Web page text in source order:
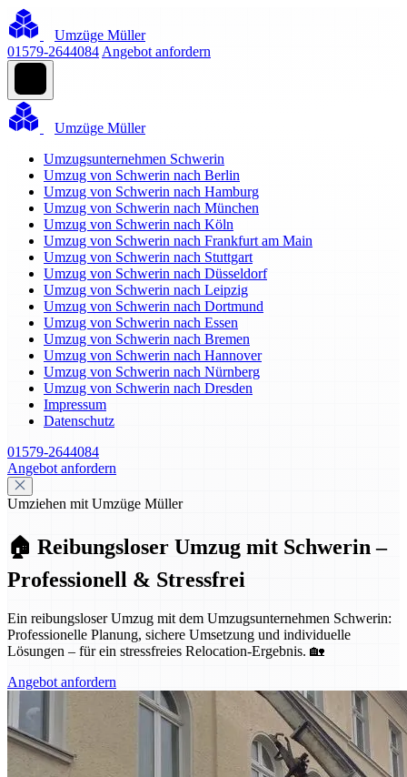
Umzüge Müller
01579-2644084 Angebot anfordern
Umzüge Müller
Umzugsunternehmen Schwerin
Umzug von Schwerin nach Berlin
Umzug von Schwerin nach Hamburg
Umzug von Schwerin nach München
Umzug von Schwerin nach Köln
Umzug von Schwerin nach Frankfurt am Main
Umzug von Schwerin nach Stuttgart
Umzug von Schwerin nach Düsseldorf
Umzug von Schwerin nach Leipzig
Umzug von Schwerin nach Dortmund
Umzug von Schwerin nach Essen
Umzug von Schwerin nach Bremen
Umzug von Schwerin nach Hannover
Umzug von Schwerin nach Nürnberg
Umzug von Schwerin nach Dresden
Impressum
Datenschutz
01579-2644084
Angebot anfordern
Umziehen mit Umzüge Müller
🏠 Reibungsloser Umzug mit Schwerin –
Professionell & Stressfrei
Ein reibungsloser Umzug mit dem Umzugsunternehmen Schwerin:
Professionelle Planung, sichere Umsetzung und individuelle
Lösungen – für ein stressfreies Relocation-Ergebnis. 🏡
Angebot anfordern